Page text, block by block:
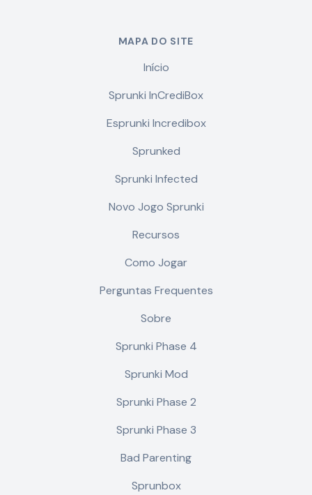
MAPA DO SITE
Início
Sprunki InCrediBox
Esprunki Incredibox
Sprunked
Sprunki Infected
Novo Jogo Sprunki
Recursos
Como Jogar
Perguntas Frequentes
Sobre
Sprunki Phase 4
Sprunki Mod
Sprunki Phase 2
Sprunki Phase 3
Bad Parenting
Sprunbox